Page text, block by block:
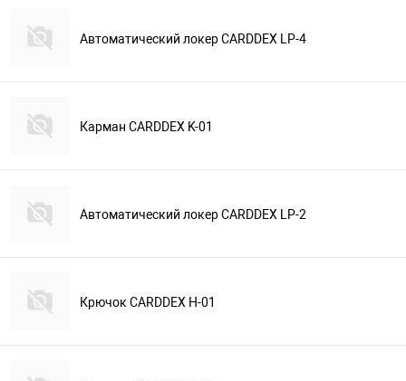
Автоматический локер CARDDEX LP-4
Карман CARDDEX K-01
Автоматический локер CARDDEX LP-2
Крючок CARDDEX H-01